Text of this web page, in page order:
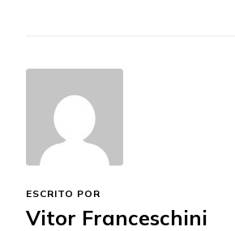
ESCRITO POR
Vitor Franceschini